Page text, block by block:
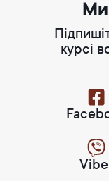
Ми
курсі